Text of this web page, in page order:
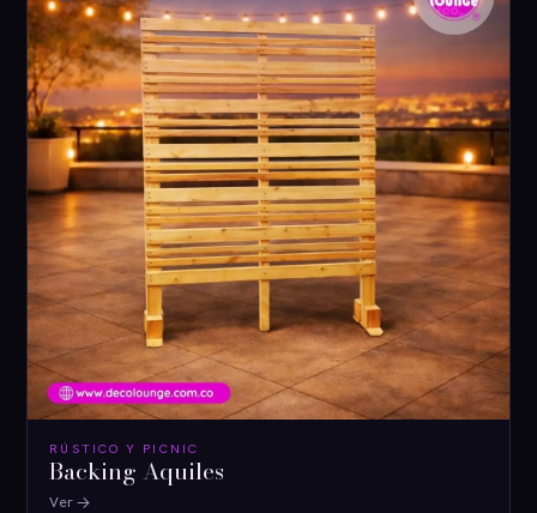
RÚSTICO Y PICNIC
Backing Aquiles
Ver